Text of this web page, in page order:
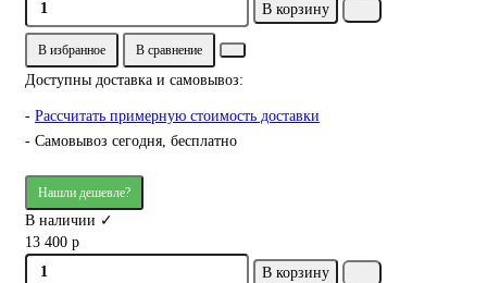
В корзину
В избранное В сравнение
Доступны доставка и самовывоз:
- Рассчитать примерную стоимость доставки
- Самовывоз сегодня, бесплатно
Нашли дешевле?
В наличии ✓
13 400 р
В корзину